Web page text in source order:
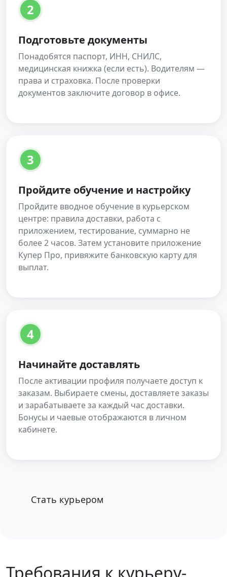
2
Подготовьте документы
Понадобятся паспорт, ИНН, СНИЛС,
медицинская книжка (если есть). Водителям —
права и страховка. После проверки
документов заключите договор в офисе.
3
Пройдите обучение и настройку
Пройдите вводное обучение в курьерском
центре: правила доставки, работа с
приложением, тестирование, суммарно не
более 2 часов. Затем установите приложение
Купер Про, привяжите банковскую карту для
выплат.
4
Начинайте доставлять
После активации профиля получаете доступ к
заказам. Выбираете смены, доставляете заказы
и зарабатываете за каждый час доставки.
Бонусы и чаевые отображаются в личном
кабинете.
Стать курьером
Требования к курьеру-